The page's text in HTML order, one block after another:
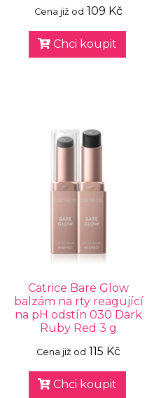
Cena již od 109 Kč
Chci koupit
Catrice Bare Glow
balzám na rty reagující
na pH odstín 030 Dark
Ruby Red 3 g
Cena již od 115 Kč
Chci koupit